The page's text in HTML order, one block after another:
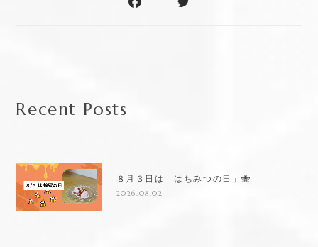
Recent Posts
８月３日は「はちみつの日」🐝
2026.08.02